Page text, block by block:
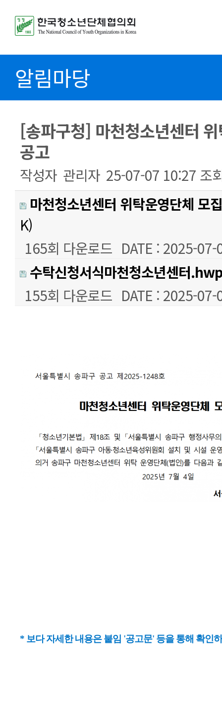
알림마당
[송파구청] 마천청소년센터
공고
작성자 관리자 25-07-07 10:27 조
마천청소년센터 위탁운영단체 모
K)
165회 다운로드 DATE : 2025-
수탁신청서식마천청소년센터
155회 다운로드 DATE : 2025-
* 보다 자세한 내용은 붙임 '공고문' 등을 통해 확인